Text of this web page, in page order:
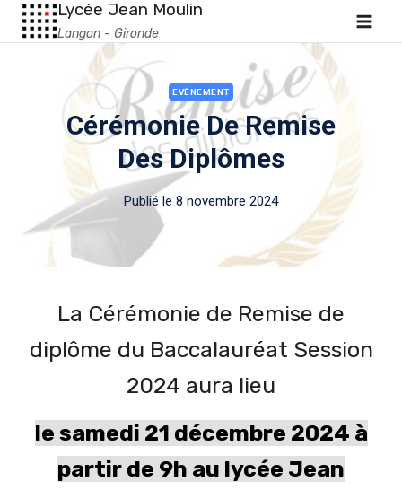
Lycée Jean Moulin
Langon - Gironde
EVÈNEMENT
Cérémonie De Remise
Des Diplômes
Publié le 8 novembre 2024
La Cérémonie de Remise de
diplôme du Baccalauréat Session
2024 aura lieu
le samedi 21 décembre 2024 à
partir de 9h au lycée Jean